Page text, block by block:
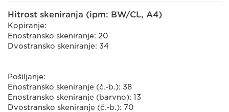
Hitrost skeniranja (ipm: BW/CL, A4)
Kopiranje:
Enostransko skeniranje: 20
Dvostransko skeniranje: 34
Pošiljanje:
Enostransko skeniranje (č.-b.): 38
Enostransko skeniranje (barvno): 13
Dvostransko skeniranje (č.-b.): 70